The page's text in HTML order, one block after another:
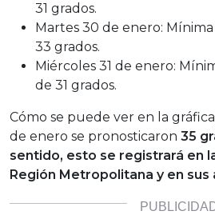
31 grados.
Martes 30 de enero: Mínima
33 grados.
Miércoles 31 de enero:
de 31 grados.
Cómo se puede ver en la
de enero se pronosticaron 35
sentido, esto se registrará en
Región Metropolitana y en